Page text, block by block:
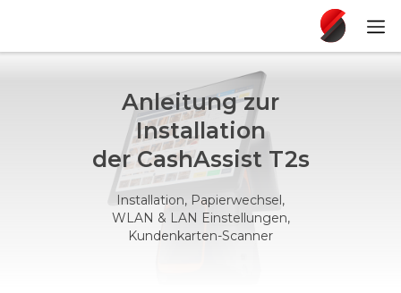
Anleitung zur
Installation
der CashAssist T2s
Installation, Papierwechsel,
WLAN & LAN Einstellungen,
Kundenkarten-Scanner